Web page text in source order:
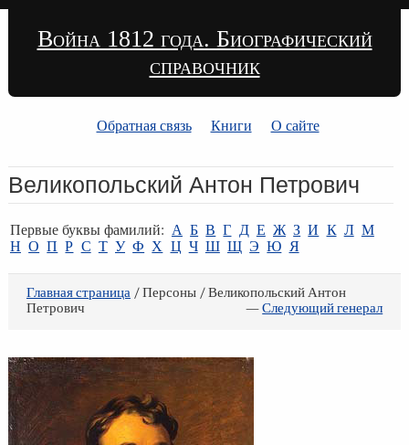
Война 1812 года. Биографический
справочник
Обратная связь Книги О сайте
Великопольский Антон Петрович
Первые буквы фамилий: А Б В Г Д Е Ж З И К Л М
Н О П Р С Т У Ф Х Ц Ч Ш Щ Э Ю Я
Главная страница/ Персоны / Великопольский Антон
Петрович
—Следующий генерал